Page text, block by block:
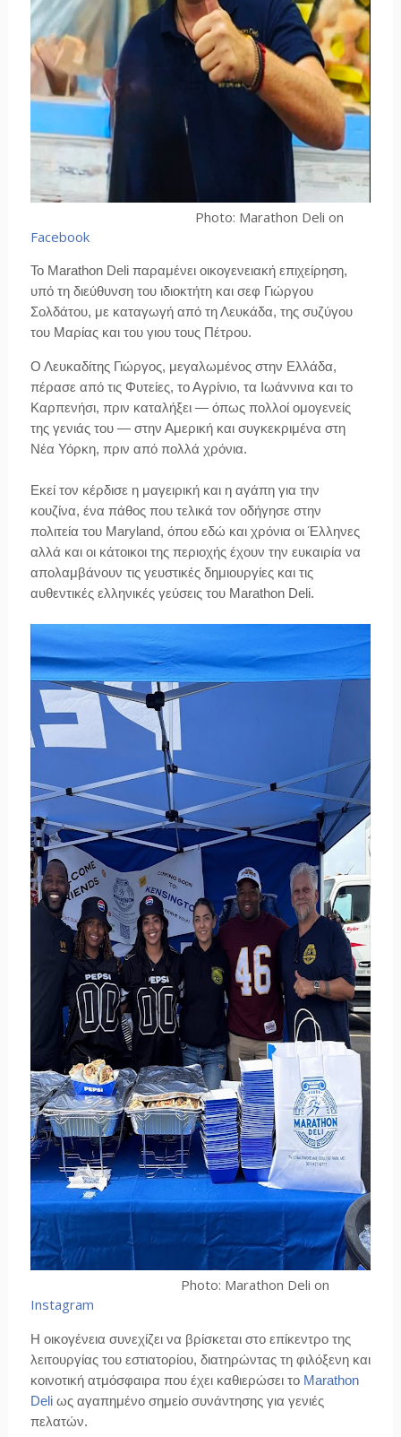
Photo: Marathon Deli on
Facebook
Το Marathon Deli παραμένει οικογενειακή επιχείρηση,
υπό τη διεύθυνση του ιδιοκτήτη και σεφ Γιώργου
Σολδάτου, με καταγωγή από τη Λευκάδα, της συζύγου
του Μαρίας και του γιου τους Πέτρου.
Ο Λευκαδίτης Γιώργος, μεγαλωμένος στην Ελλάδα,
πέρασε από τις Φυτείες, το Αγρίνιο, τα Ιωάννινα και το
Καρπενήσι, πριν καταλήξει — όπως πολλοί ομογενείς
της γενιάς του — στην Αμερική και συγκεκριμένα στη
Νέα Υόρκη, πριν από πολλά χρόνια.
Εκεί τον κέρδισε η μαγειρική και η αγάπη για την
κουζίνα, ένα πάθος που τελικά τον οδήγησε στην
πολιτεία του Maryland, όπου εδώ και χρόνια οι Έλληνες
αλλά και οι κάτοικοι της περιοχής έχουν την ευκαιρία να
απολαμβάνουν τις γευστικές δημιουργίες και τις
αυθεντικές ελληνικές γεύσεις του Marathon Deli.
Photo: Marathon Deli on
Instagram
Η οικογένεια συνεχίζει να βρίσκεται στο επίκεντρο της
λειτουργίας του εστιατορίου, διατηρώντας τη φιλόξενη και
κοινοτική ατμόσφαιρα που έχει καθιερώσει το Marathon
Deliως αγαπημένο σημείο συνάντησης για γενιές
πελατών.